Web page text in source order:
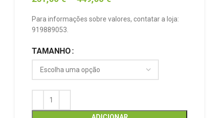
Para informações sobre valores, contatar a loja:
919889053.
TAMANHO